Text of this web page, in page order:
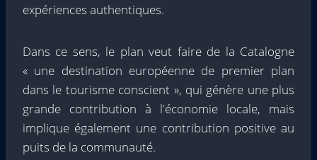
expériences authentiques.
Dans ce sens, le plan veut faire de la Catalogne
« une destination européenne de premier plan
dans le tourisme conscient », qui génère une plus
grande contribution à l'économie locale, mais
implique également une contribution positive au
puits de la communauté.